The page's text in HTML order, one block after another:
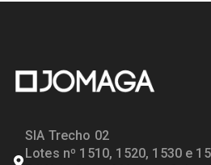
SIA Trecho 02
Lotes nº 1510, 1520, 1530 e